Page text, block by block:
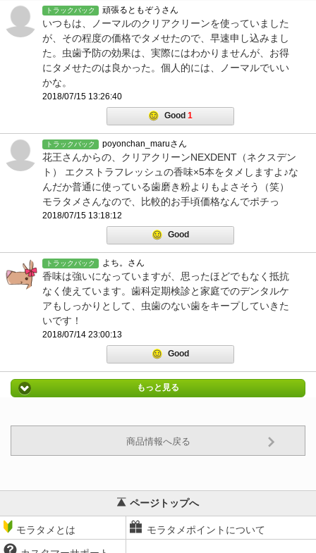
トラックバック 頑張るともぞうさん
いつもは、ノーマルのクリアクリーンを使っていました
が、その程度の価格でタメせたので、早速申し込みまし
た。虫歯予防の効果は、実際にはわかりませんが、お得
にタメせたのは良かった。個人的には、ノーマルでいい
かな。
2018/07/15 13:26:40
Good 1
トラックバック poyonchan_maruさん
花王さんからの、クリアクリーンNEXDENT（ネクスデン
ト） エクストラフレッシュの香味×5本をタメしますよ♪な
んだか普通に使っている歯磨き粉よりもよさそう（笑）
モラタメさんなので、比較的お手頃価格なんでポチっ
2018/07/15 13:18:12
Good
トラックバック よち。さん
香味は強いになっていますが、思ったほどでもなく抵抗
なく使えています。歯科定期検診と家庭でのデンタルケ
アもしっかりとして、虫歯のない歯をキープしていきた
いです！
2018/07/14 23:00:13
Good
もっと見る
商品情報へ戻る
ページトップへ
モラタメとは モラタメポイントについて